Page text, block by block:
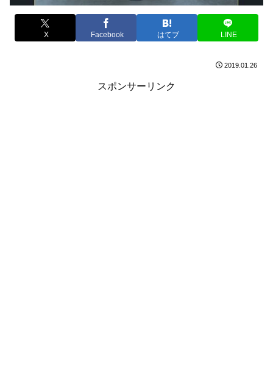
X Facebook はてブ LINE
2019.01.26
スポンサーリンク